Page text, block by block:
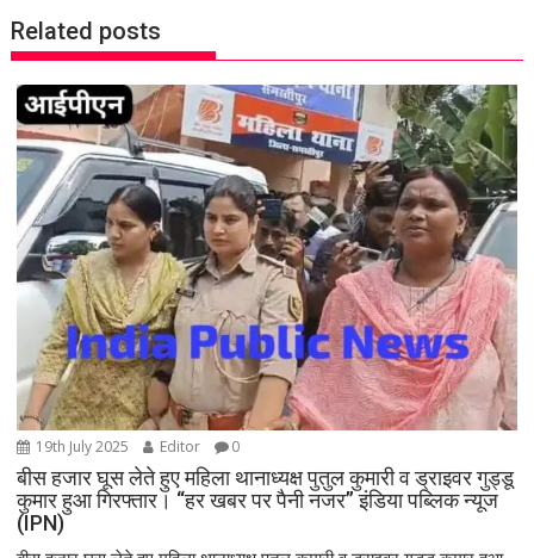
a
v
i
g
a
t
i
o
n
Related posts
19th July 2025 Editor 0
बीस हजार घूस लेते हुए महिला थानाध्यक्ष पुतुल कुमारी व ड्राइवर गुड्डू
कुमार हुआ गिरफ्तार। “हर खबर पर पैनी नजर” इंडिया पब्लिक न्यूज
(IPN)